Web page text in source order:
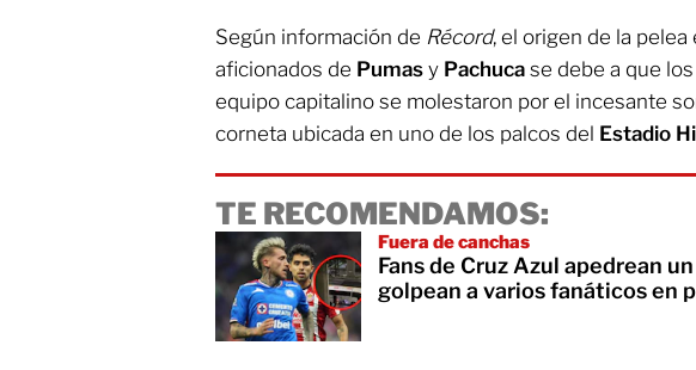
Según información de Récord, el origen de la pelea
aficionados de Pumas y Pachuca se debe a que
equipo capitalino se molestaron por el incesante
corneta ubicada en uno de los palcos del Estadio
TE RECOMENDAMOS:
Fuera de canchas
Fans de Cruz Azul apedrean
golpean a varios fanáticos en